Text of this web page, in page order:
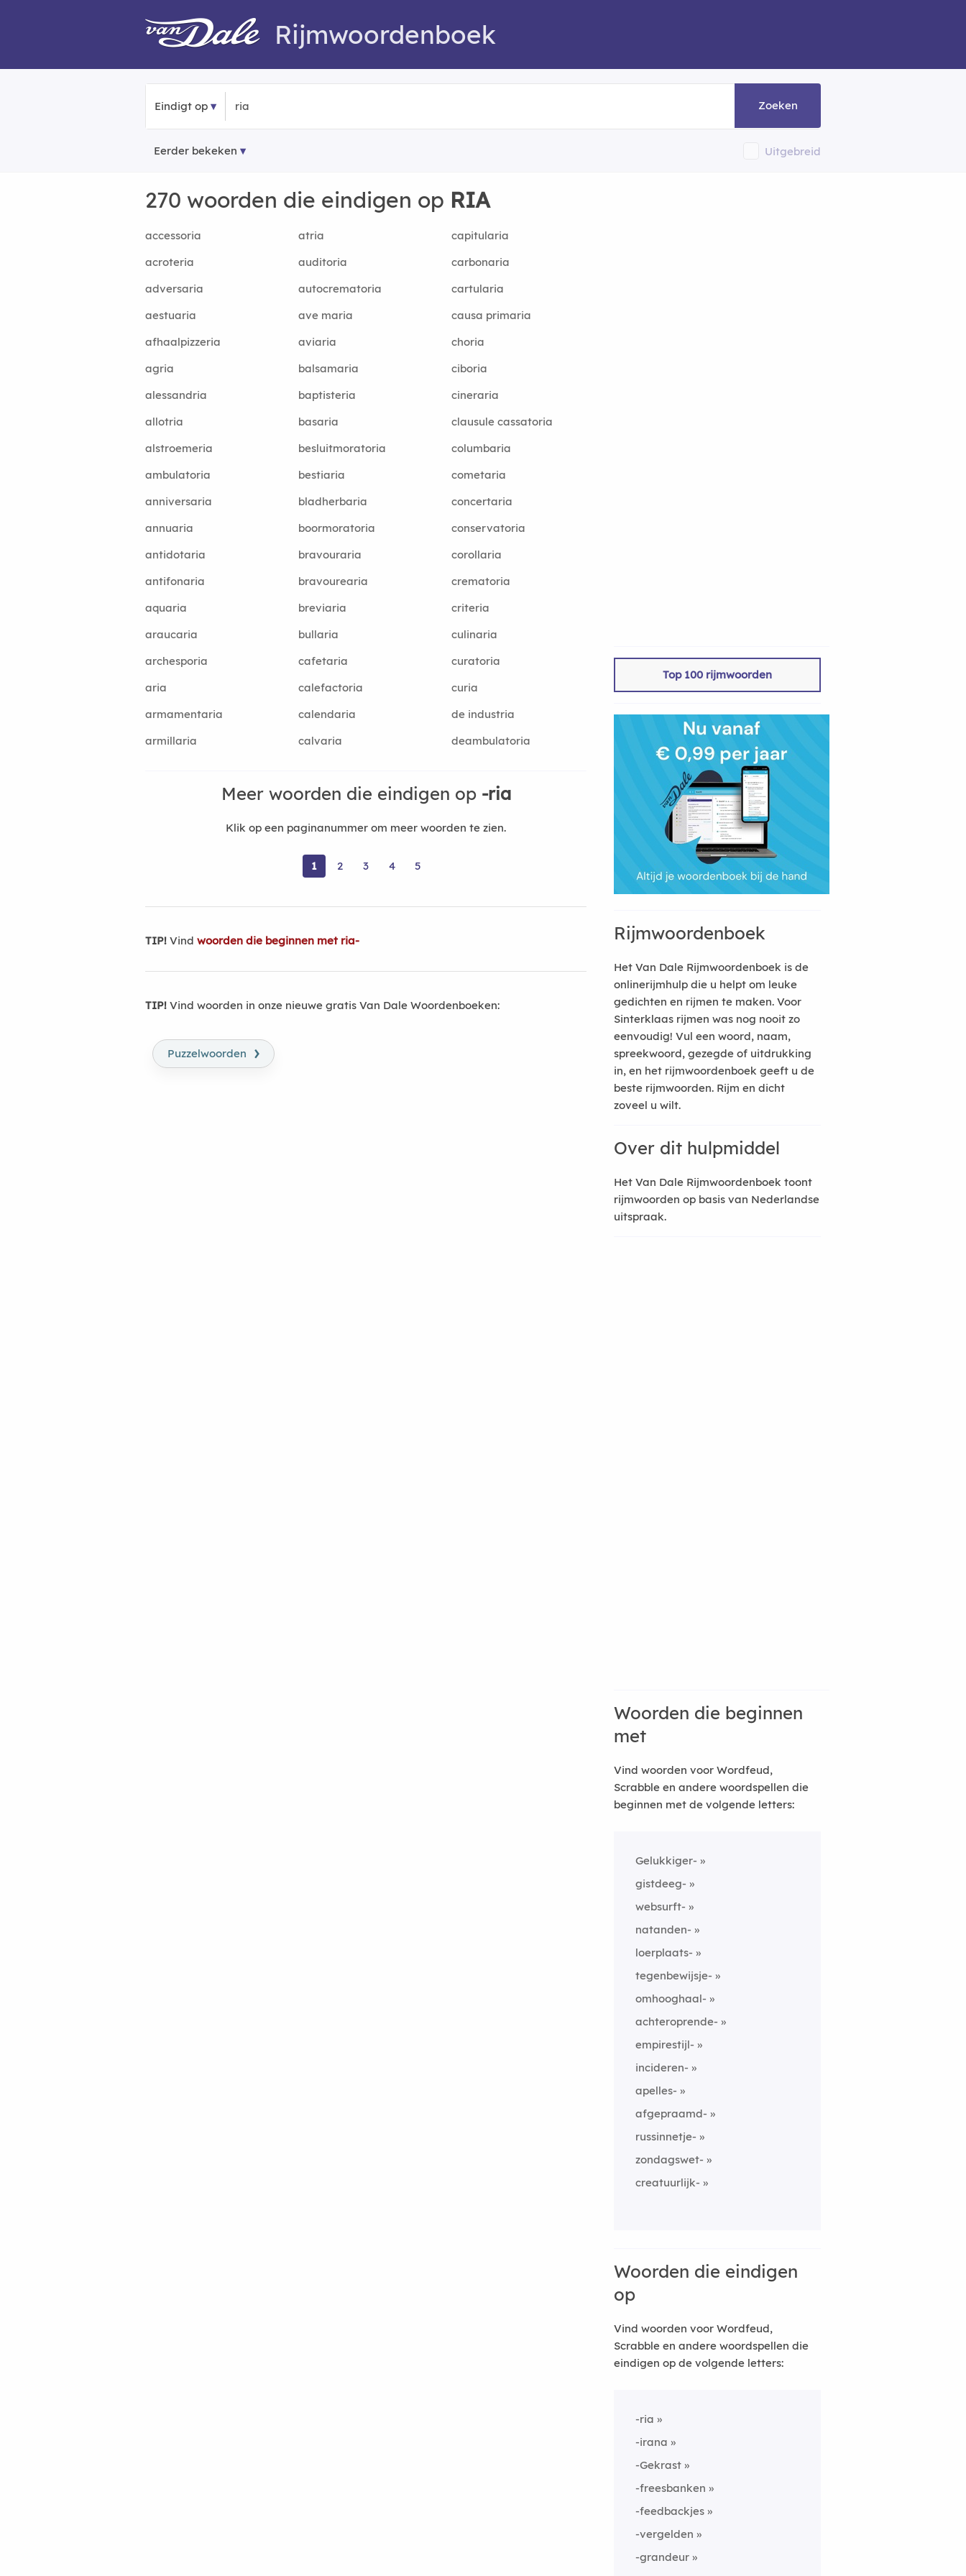
Rijmwoordenboek
Eindigt op Zoeken
Eerder bekeken Uitgebreid
270 woorden die eindigen op RIA
accessoria atria
capitularia
acroteria
auditoria
carbonaria
adversaria
autocrematoria
cartularia
aestuaria
ave maria
causa primaria
afhaalpizzeria
aviaria
choria
agria
balsamaria
ciboria
alessandria
baptisteria
cineraria
allotria
basaria
clausule cassatoria
alstroemeria
besluitmoratoria
columbaria
ambulatoria
bestiaria
cometaria
anniversaria
bladherbaria
concertaria
annuaria
boormoratoria
conservatoria
antidotaria
bravouraria
corollaria
antifonaria
bravourearia
crematoria
aquaria
breviaria
criteria
araucaria
bullaria
culinaria
archesporia
cafetaria
curatoria
aria
calefactoria
curia
armamentaria
calendaria
de industria
armillaria
calvaria deambulatoria
Meer woorden die eindigen op -ria
Klik op een paginanummer om meer woorden te zien.
1 2 3 4 5
TIP! Vind woorden die beginnen met ria-
TIP! Vind woorden in onze nieuwe gratis Van Dale Woordenboeken:
Puzzelwoorden ›
Top 100 rijmwoorden
Rijmwoordenboek
Het Van Dale Rijmwoordenboek is de
onlinerijmhulp die u helpt om leuke
gedichten en rijmen te maken. Voor
Sinterklaas rijmen was nog nooit zo
eenvoudig! Vul een woord, naam,
spreekwoord, gezegde of uitdrukking
in, en het rijmwoordenboek geeft u de
beste rijmwoorden. Rijm en dicht
zoveel u wilt.
Over dit hulpmiddel
Het Van Dale Rijmwoordenboek toont
rijmwoorden op basis van Nederlandse
uitspraak.
Woorden die beginnen
met
Vind woorden voor Wordfeud,
Scrabble en andere woordspellen die
beginnen met de volgende letters:
Gelukkiger-
gistdeeg-
websurft-
natanden-
loerplaats-
tegenbewijsje-
omhooghaal-
achteroprende-
empirestijl-
incideren-
apelles-
afgepraamd-
russinnetje-
zondagswet-
creatuurlijk-
Woorden die eindigen
op
Vind woorden voor Wordfeud,
Scrabble en andere woordspellen die
eindigen op de volgende letters:
-ria
-irana
-Gekrast
-freesbanken
-feedbackjes
-vergelden
-grandeur